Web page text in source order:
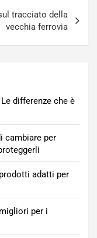
tracciato della
vecchia ferrovia
differenze che è
cambiare per
adatti per
per i